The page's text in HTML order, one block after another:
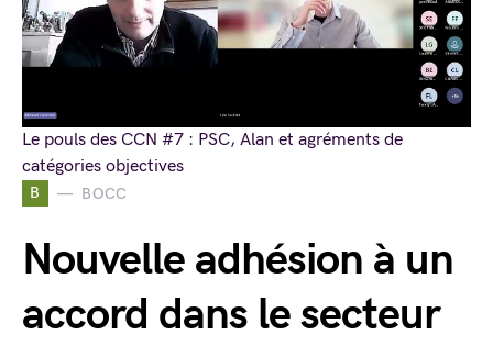
B BOCC
Nouvelle adhésion à un
accord dans le secteur
Le pouls des CCN #7 : PSC, Alan et agréments de
catégories objectives